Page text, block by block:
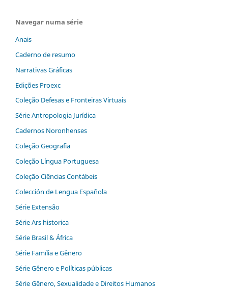
Navegar numa série
Anais
Caderno de resumo
Narrativas Gráficas
Edições Proexc
Coleção Defesas e Fronteiras Virtuais
Série Antropologia Jurídica
Cadernos Noronhenses
Coleção Geografia
Coleção Língua Portuguesa
Coleção Ciências Contábeis
Colección de Lengua Española
Série Extensão
Série Ars historica
Série Brasil & África
Série Família e Gênero
Série Gênero e Políticas públicas
Série Gênero, Sexualidade e Direitos Humanos